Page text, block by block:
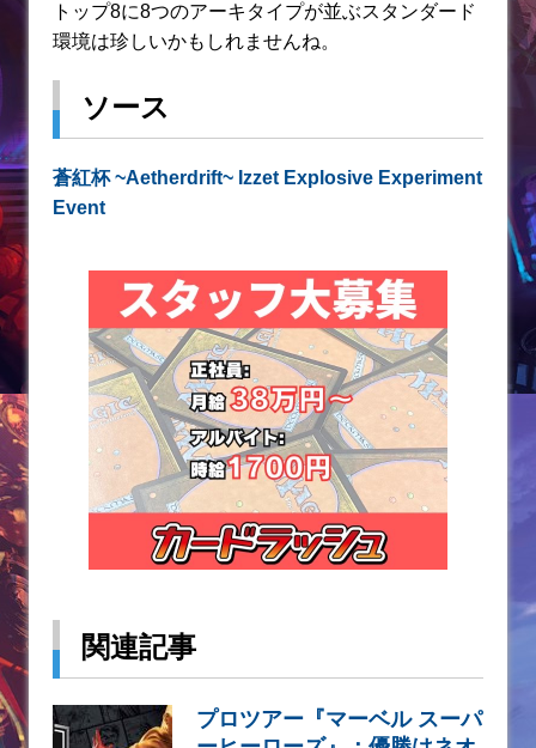
トップ8に8つのアーキタイプが並ぶスタンダード
環境は珍しいかもしれませんね。
ソース
蒼紅杯 ~Aetherdrift~ Izzet Explosive Experiment
Event
関連記事
プロツアー『マーベル スーパ